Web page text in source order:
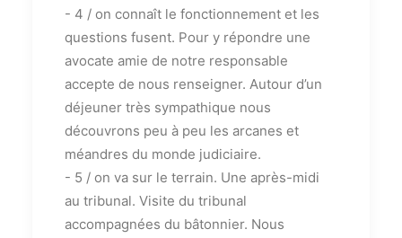
- 4 / on connaît le fonctionnement et les
questions fusent. Pour y répondre une
avocate amie de notre responsable
accepte de nous renseigner. Autour d’un
déjeuner très sympathique nous
découvrons peu à peu les arcanes et
méandres du monde judiciaire.
- 5 / on va sur le terrain. Une après-midi
au tribunal. Visite du tribunal
accompagnées du bâtonnier. Nous